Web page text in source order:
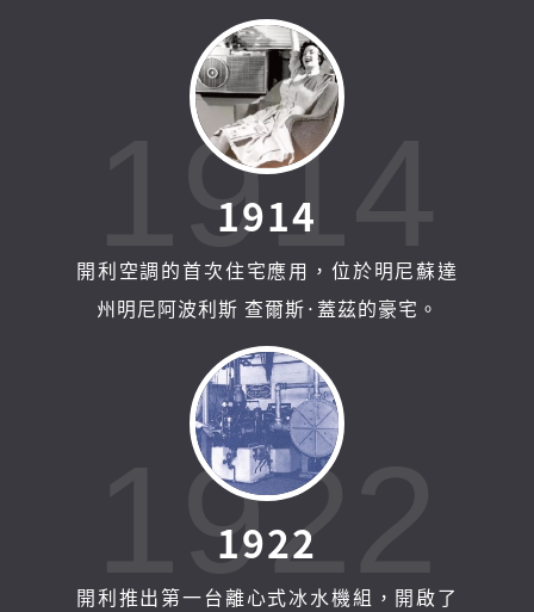
1914
1914
開利空調的首次住宅應用，位於明尼蘇達
州明尼阿波利斯 查爾斯·蓋茲的豪宅。
1922
1922
開利推出第一台離心式冰水機組，開啟了